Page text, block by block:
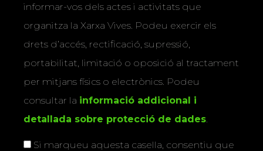
informar-vos dels actes i activitats que
organitza la Xarxa Vives. Podeu exercir els
drets d’accés, rectificació, supressió,
portabilitat, limitació o oposició al tractament
per mitjans físics o electrònics. Podeu
consultar la informació addicional i
detallada sobre protecció de dades.
Si marqueu aquesta casella, consentiu que